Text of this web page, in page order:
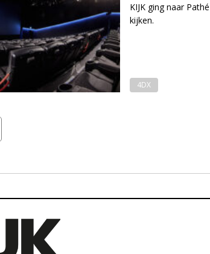
KIJK ging naar
kijken.
4DX